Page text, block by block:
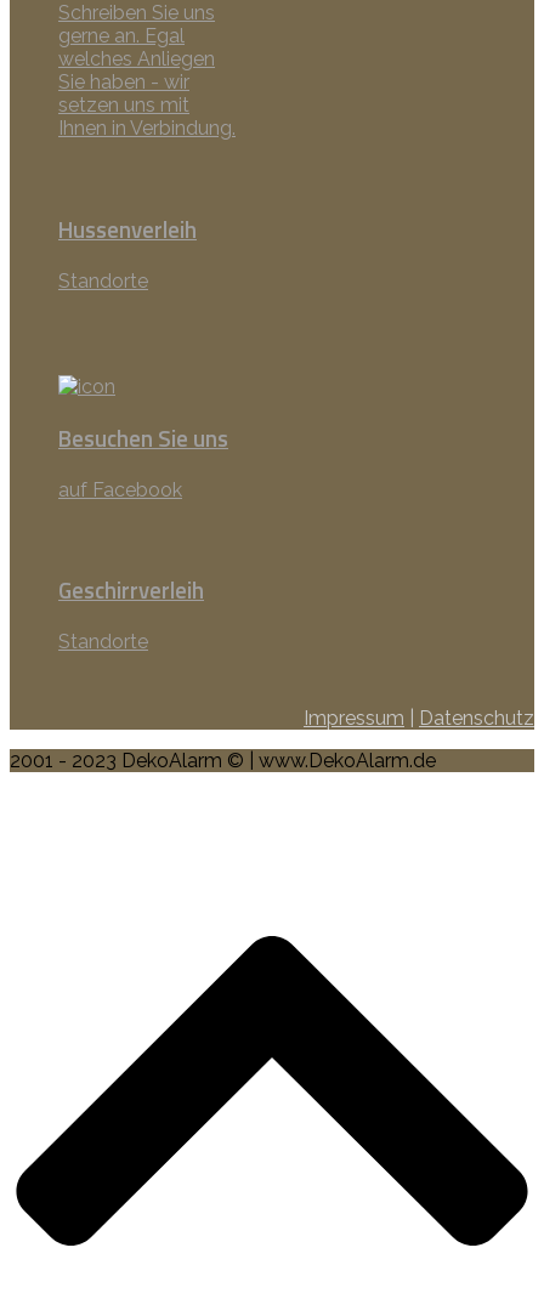
Schreiben Sie uns
gerne an. Egal
welches Anliegen
Sie haben - wir
setzen uns mit
Ihnen in Verbindung.
Hussenverleih
Standorte
Besuchen Sie uns
auf Facebook
Geschirrverleih
Standorte
Impressum
Datenschutz
2001 - 2023 DekoAlarm © | www.DekoAlarm.de